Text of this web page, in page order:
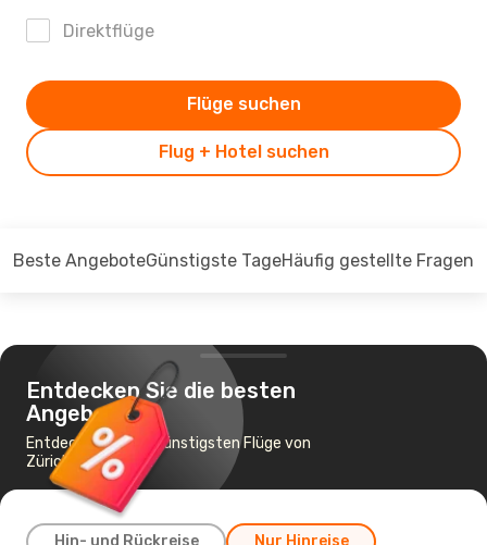
Direktflüge
Flug + Hotel suchen
Flüge suchen
Beste AngeboteGünstigste TageHäufig gestellte Fragen
Entdecken Sie die besten
Angebote
Entdecken Sie die günstigsten Flüge von
Zürich nach Triest
Hin- und Rückreise Nur Hinreise